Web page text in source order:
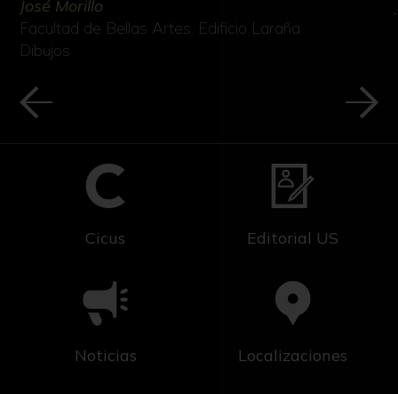
José Morillo
Facultad de Bellas Artes. Edificio Laraña
Dibujos
Cicus Editorial US
Noticias Localizaciones